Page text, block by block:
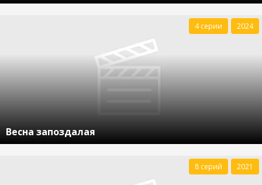
Весна запоздалая
4 серии 2024
8 серий 2021